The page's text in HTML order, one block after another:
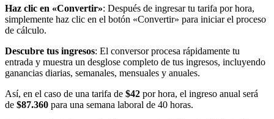
Haz clic en «Convertir»: Después de ingresar tu tarifa por hora,
simplemente haz clic en el botón «Convertir» para iniciar el proceso
de cálculo.
Descubre tus ingresos: El conversor procesa rápidamente tu
entrada y muestra un desglose completo de tus ingresos, incluyendo
ganancias diarias, semanales, mensuales y anuales.
Así, en el caso de una tarifa de $42 por hora, el ingreso anual será
de $87.360 para una semana laboral de 40 horas.